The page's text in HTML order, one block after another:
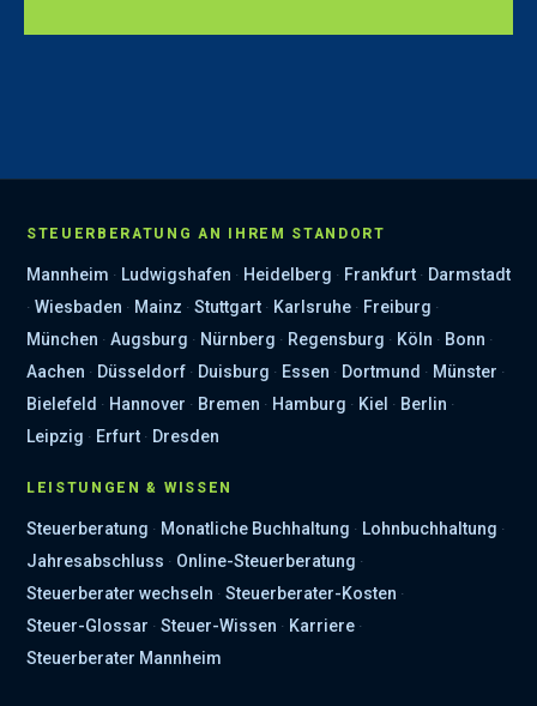
STEUERBERATUNG AN IHREM STANDORT
Mannheim · Ludwigshafen · Heidelberg · Frankfurt · Darmstadt
· Wiesbaden · Mainz · Stuttgart · Karlsruhe · Freiburg ·
München · Augsburg · Nürnberg · Regensburg · Köln · Bonn ·
Aachen · Düsseldorf · Duisburg · Essen · Dortmund · Münster ·
Bielefeld · Hannover · Bremen · Hamburg · Kiel · Berlin ·
Leipzig · Erfurt · Dresden
LEISTUNGEN & WISSEN
Steuerberatung · Monatliche Buchhaltung · Lohnbuchhaltung ·
Jahresabschluss · Online-Steuerberatung ·
Steuerberater wechseln · Steuerberater-Kosten ·
Steuer-Glossar · Steuer-Wissen · Karriere ·
Steuerberater Mannheim